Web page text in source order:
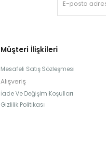
Müşteri İlişkileri
Mesafeli Satış Sözleşmesi
Alışveriş
İade Ve Değişim Koşulları
Gizlilik Politikası